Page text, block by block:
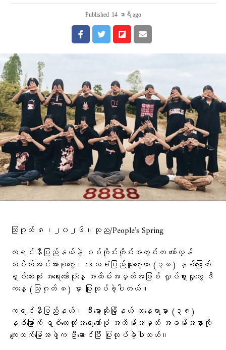
Published 14 နာရီ ago
သြဂုတ် ၈၊၂၀၂၆။သုည/People’s Spring
ကရင်နီပြည်နယ်နဲ့ စစ်ကိုင်းတိုင်းအတွင်းက တော်လှန်
သပိတ်အင်အားစုတွေ၊ ဒေသခံပြည်သူတွေဟာ (၃၈) နှစ်မြောက်
ရှစ်လေးလုံး အရေးတော်ပုံနေ့ အထိမ်းအမှတ်အဖြစ် လှုပ်ရှားမှုတွေ ဒီ
ကနေ့ (သြဂုတ် ၈) မှာ ပြုလုပ်ခဲ့ပါတယ်။
ကရင်နီပြည်နယ်၊ ဒီးမော့ဆိုမြို့နယ် တနေရာမှာ (၃၈)
နှစ်မြောက် ရှစ်လေးလုံးအရေးတော်ပုံ အထိမ်းအမှတ် အခမ်းအနားကို
ကျေးလက်မြေအဖွဲ့က ဦးဆောင်ပြီး ပြုလုပ်ခဲ့ပါတယ်။